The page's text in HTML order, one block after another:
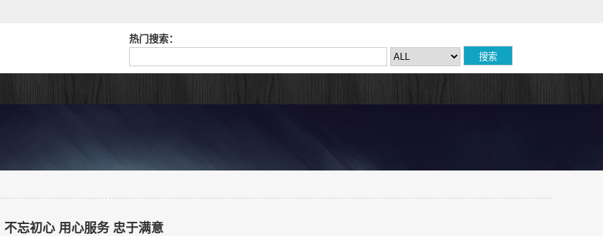
热门搜索：
不忘初心 用心服务 忠于满意